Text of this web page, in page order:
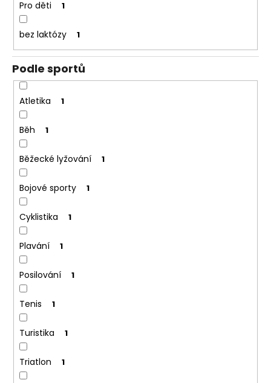
Pro děti 1
bez laktózy 1
Podle sportů
Atletika 1
Běh 1
Běžecké lyžování 1
Bojové sporty 1
Cyklistika 1
Plavání 1
Posilování 1
Tenis 1
Turistika 1
Triatlon 1